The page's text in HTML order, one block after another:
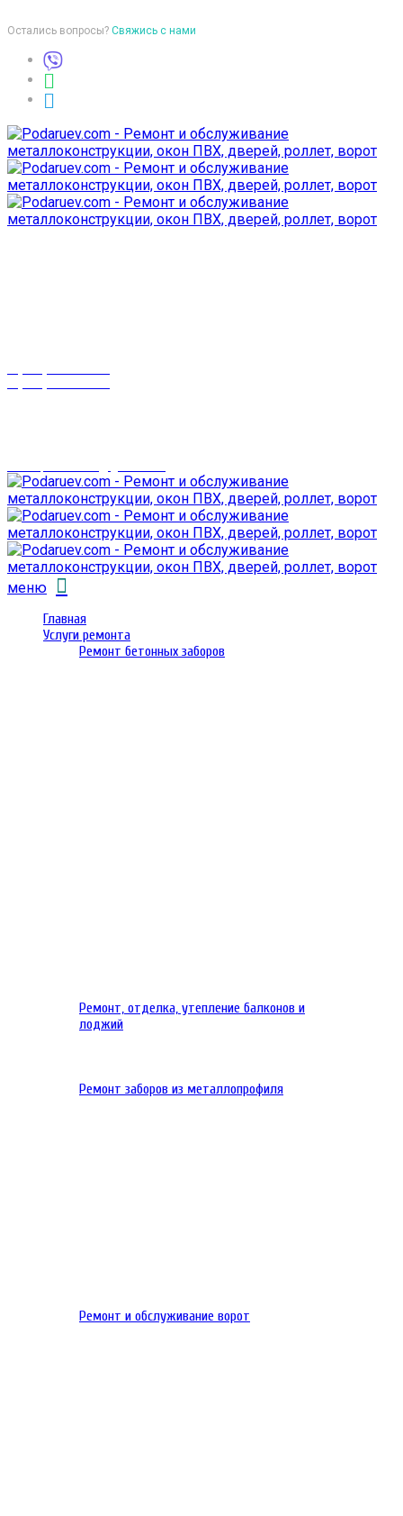
Остались вопросы? Свяжись с нами
меню
Главная
Услуги ремонта
Ремонт бетонных заборов
Ремонт, отделка, утепление балконов и
лоджий
Ремонт заборов из металлопрофиля
Ремонт и обслуживание ворот